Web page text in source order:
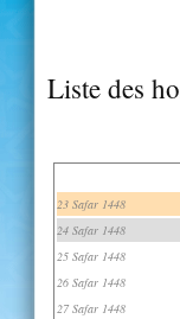
Liste des
23 Safar 1448
24 Safar 1448
25 Safar 1448
26 Safar 1448
27 Safar 1448